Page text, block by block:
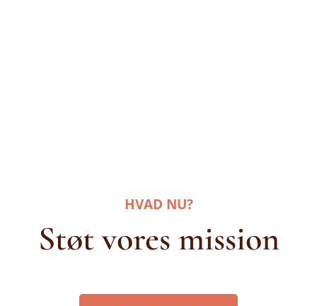
HVAD NU?
Støt vores mission